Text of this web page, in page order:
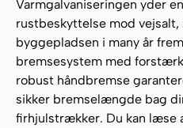
Varmgalvaniseringen yder
rustbeskyttelse mod
byggepladsen i many år
bremsesystem med
robust håndbremse
sikker bremselængde bag
firhjulstrækker. Du kan læse